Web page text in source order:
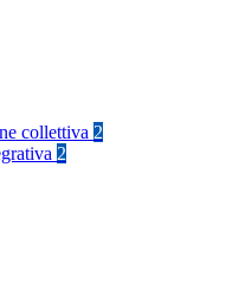
collettiva 2
2